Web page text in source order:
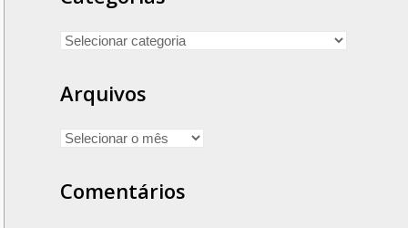
Arquivos
Comentários